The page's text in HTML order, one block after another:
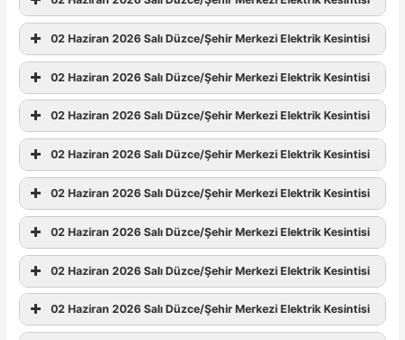
02 Haziran 2026 Salı Düzce/Şehir Merkezi Elektrik Kesintisi
02 Haziran 2026 Salı Düzce/Şehir Merkezi Elektrik Kesintisi
02 Haziran 2026 Salı Düzce/Şehir Merkezi Elektrik Kesintisi
02 Haziran 2026 Salı Düzce/Şehir Merkezi Elektrik Kesintisi
02 Haziran 2026 Salı Düzce/Şehir Merkezi Elektrik Kesintisi
02 Haziran 2026 Salı Düzce/Şehir Merkezi Elektrik Kesintisi
02 Haziran 2026 Salı Düzce/Şehir Merkezi Elektrik Kesintisi
02 Haziran 2026 Salı Düzce/Şehir Merkezi Elektrik Kesintisi